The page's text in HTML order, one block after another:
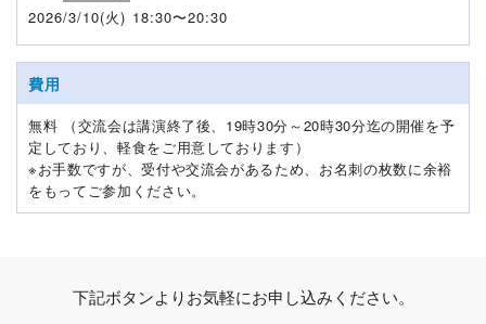
2026/3/10(火) 18:30〜20:30
費用
無料 （交流会は講演終了後、19時30分～20時30分迄の開催を予
定しており、軽食をご用意しております）
※お手数ですが、受付や交流会があるため、お名刺の枚数に余裕
をもってご参加ください。
下記ボタンよりお気軽にお申し込みください。